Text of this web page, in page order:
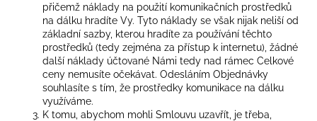
přičemž náklady na použití komunikačních prostředků
na dálku hradíte Vy. Tyto náklady se však nijak neliší od
základní sazby, kterou hradíte za používání těchto
prostředků (tedy zejména za přístup k internetu), žádné
další náklady účtované Námi tedy nad rámec Celkové
ceny nemusíte očekávat. Odesláním Objednávky
souhlasíte s tím, že prostředky komunikace na dálku
využíváme.
K tomu, abychom mohli Smlouvu uzavřít, je třeba,